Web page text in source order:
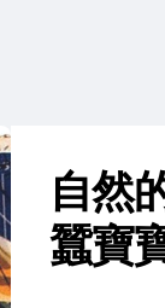
自然
蠶寶